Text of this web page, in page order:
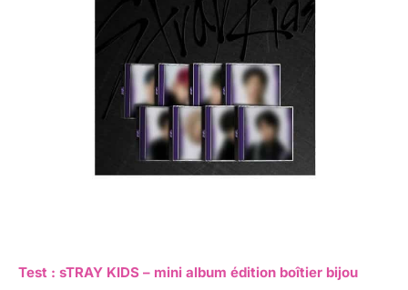
Test : sTRAY KIDS – mini album édition boîtier bijou